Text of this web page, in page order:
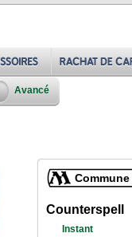
Avancé
Commune
Counterspell
Instant